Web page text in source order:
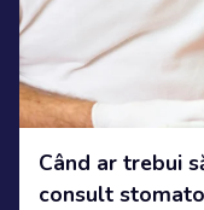
Când ar trebui
consult